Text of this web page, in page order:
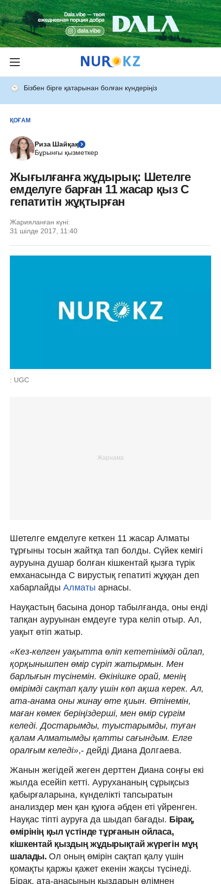
Бізбен бірге қатарынан болған күндеріңіз
ҚОҒАМ
Риза Шайқақ
Бұрынғы қызметкер
Жығылғанға жұдырық: Шетелге
емделуге барған 11 жасар қыз С
гепатитін жұқтырған
Жарияланған күні:
31 шілде 2017, 11:40
: UGC
Шетелге емделуге кеткен 11 жасар Алматы
тұрғыны тосын жайтқа тап болды. Сүйек кемігі
ауруына душар болған кішкентай қызға түрік
емханасында С вирустық гепатиті жұққан деп
хабарлайды Алматы арнасы.
Науқастың басына донор табылғанда, оны енді
тапқан ауруынан емдеуге тура келіп отыр. Ал,
уақыт өтіп жатыр.
«Кез-келген уақытта өліп кететінімді ойлап,
қорқынышпен өмір сүріп жатырмын. Мен
барлығын түсінемін. Өкінішке орай, менің
өмірімді сақтап қалу үшін көп ақша керек. Ал,
ата-анама оны жинау өте қиын. Өтінемін,
маған көмек беріңіздерші, мен өмір сүргім
келеді. Достарымды, туыстарымды, туған
қалам Алматымды қатты сағындым. Елге
оралғым келеді»,- дейді Диана Долгаева.
Жанын жегідей жеген дерттен Диана соңғы екі
жылда есейіп кетті. Аурухананың сұрықсыз
қабырғаларына, күнделікті тапсыратын
анализдер мен қан құюға әбден еті үйренген.
Науқас тіпті ауруға да шыдап бағады. Бірақ,
өмірінің қыл үстінде тұрғанын ойласа,
кішкентай қыздың жұдырықтай жүрегін мұң
шалады. Ол оның өмірін сақтап қалу үшін
қомақты қаржы қажет екенін жақсы түсінеді.
Бірақ, ата-анасының қыздарын өлімнен